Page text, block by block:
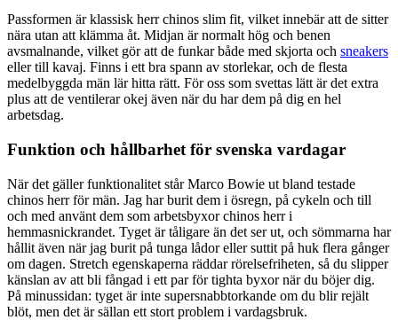
Passformen är klassisk herr chinos slim fit, vilket innebär att de sitter
nära utan att klämma åt. Midjan är normalt hög och benen
avsmalnande, vilket gör att de funkar både med skjorta och sneakers
eller till kavaj. Finns i ett bra spann av storlekar, och de flesta
medelbyggda män lär hitta rätt. För oss som svettas lätt är det extra
plus att de ventilerar okej även när du har dem på dig en hel
arbetsdag.
Funktion och hållbarhet för svenska vardagar
När det gäller funktionalitet står Marco Bowie ut bland testade
chinos herr för män. Jag har burit dem i ösregn, på cykeln och till
och med använt dem som arbetsbyxor chinos herr i
hemmasnickrandet. Tyget är tåligare än det ser ut, och sömmarna har
hållit även när jag burit på tunga lådor eller suttit på huk flera gånger
om dagen. Stretch egenskaperna räddar rörelsefriheten, så du slipper
känslan av att bli fångad i ett par för tighta byxor när du böjer dig.
På minussidan: tyget är inte supersnabbtorkande om du blir rejält
blöt, men det är sällan ett stort problem i vardagsbruk.